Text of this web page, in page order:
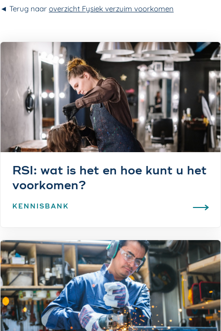
◄ Terug naar overzicht Fysiek verzuim voorkomen
RSI: wat is het en hoe kunt u het
voorkomen?
KENNISBANK